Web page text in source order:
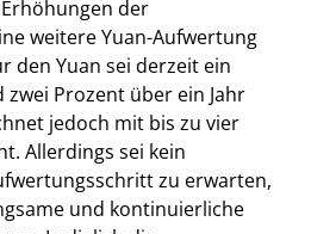
der
weitere Yuan-Aufwertung
den Yuan sei derzeit ein
Prozent über ein Jahr
jedoch mit bis zu vier
Allerdings sei kein
zu erwarten,
und kontinuierliche